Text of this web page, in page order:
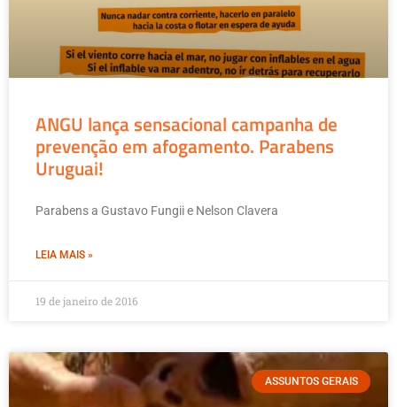
ANGU lança sensacional campanha de
prevenção em afogamento. Parabens
Uruguai!
Parabens a Gustavo Fungii e Nelson Clavera
LEIA MAIS »
19 de janeiro de 2016
ASSUNTOS GERAIS